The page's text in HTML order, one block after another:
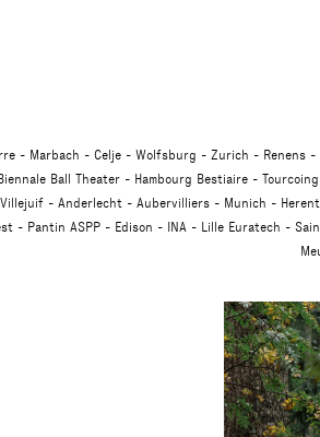
Marbach Celje Wolfsburg Zurich Renens
Biennale Ball Theater Hambourg Bestiaire Tourcoing
Villejuif Anderlecht Aubervilliers Munich
Pantin ASPP Edison INA Lille Euratech